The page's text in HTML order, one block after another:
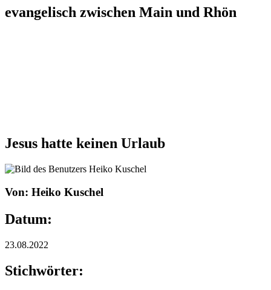
evangelisch zwischen Main und Rhön
Jesus hatte keinen Urlaub
Von: Heiko Kuschel
Datum:
23.08.2022
Stichwörter: